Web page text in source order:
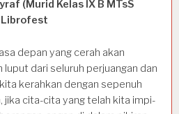
(Murid Kelas IX B MTsS
Librofest
depan yang cerah akan
dari seluruh perjuangan dan
kerahkan dengan sepenuh
jika cita-cita yang telah kita impi-